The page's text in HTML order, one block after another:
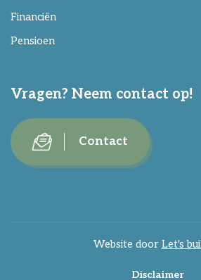
Financiën
Pensioen
Vragen? Neem contact op!
Contact
Website door Let's
Disclaimer